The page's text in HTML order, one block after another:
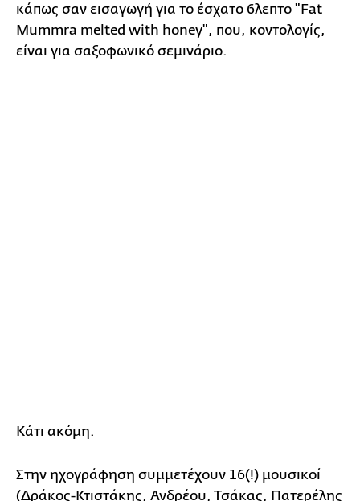
κάπως σαν εισαγωγή για το έσχατο 6λεπτο "Fat
Mummra melted with honey", που, κοντολογίς,
είναι για σαξοφωνικό σεμινάριο.
Κάτι ακόμη.
Στην ηχογράφηση συμμετέχουν 16(!) μουσικοί
(Δράκος-Κτιστάκης, Ανδρέου, Τσάκας, Πατερέλης